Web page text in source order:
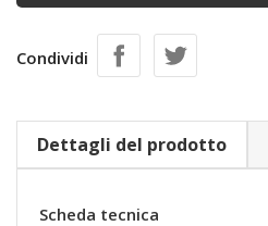
Condividi
Dettagli del prodotto
Scheda tecnica